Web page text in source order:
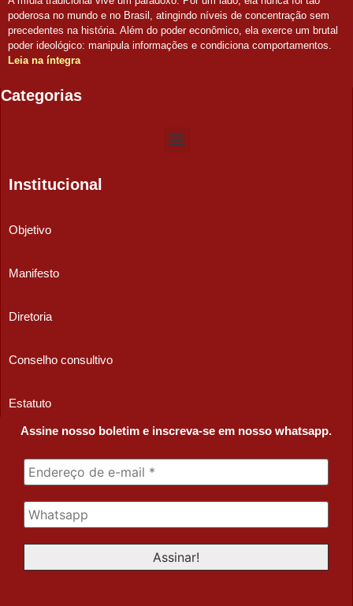
poderosa no mundo e no Brasil, atingindo níveis de concentração sem
precedentes na história. Além do poder econômico, ela exerce um brutal
poder ideológico: manipula informações e condiciona comportamentos.
Leia na íntegra
Categorias
Institucional
Objetivo
Manifesto
Diretoria
Conselho consultivo
Estatuto
Assine nosso boletim e inscreva-se em nosso whatsapp.